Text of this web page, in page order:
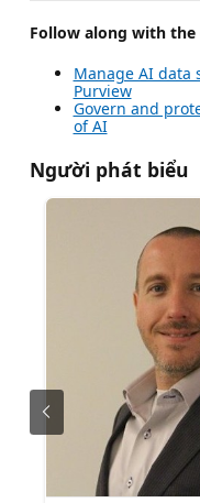
Follow along with the
Manage AI data
Purview
Govern and
of AI
Người phát biểu